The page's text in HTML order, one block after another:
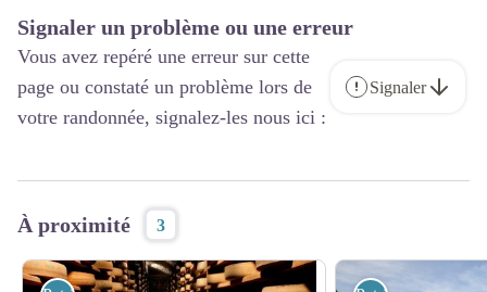
Signaler un problème ou une erreur
Vous avez repéré une erreur sur cette
page ou constaté un problème lors de
votre randonnée, signalez-les nous ici :
Signaler
À proximité 3